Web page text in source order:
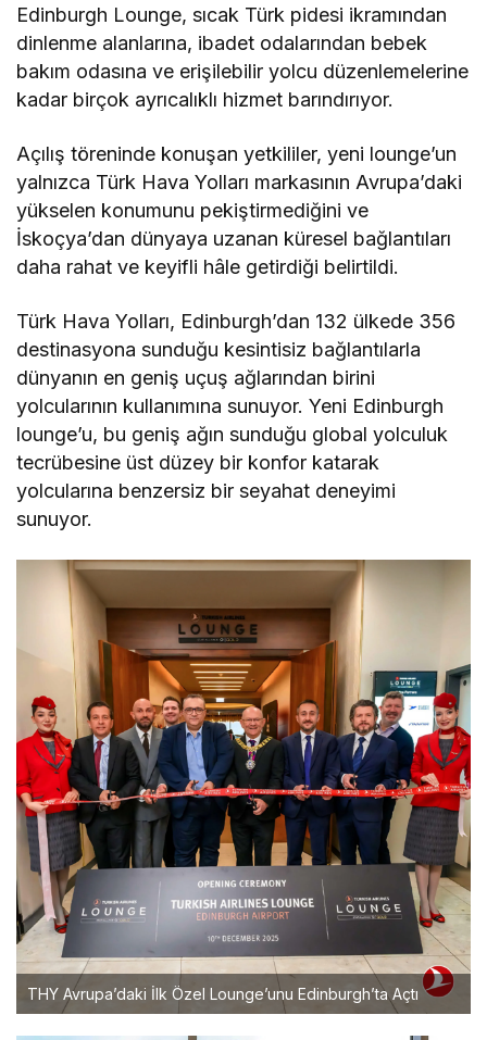
Edinburgh Lounge, sıcak Türk pidesi ikramından
dinlenme alanlarına, ibadet odalarından bebek
bakım odasına ve erişilebilir yolcu düzenlemelerine
kadar birçok ayrıcalıklı hizmet barındırıyor.
Açılış töreninde konuşan yetkililer, yeni lounge’un
yalnızca Türk Hava Yolları markasının Avrupa’daki
yükselen konumunu pekiştirmediğini ve
İskoçya’dan dünyaya uzanan küresel bağlantıları
daha rahat ve keyifli hâle getirdiği belirtildi.
Türk Hava Yolları, Edinburgh’dan 132 ülkede 356
destinasyona sunduğu kesintisiz bağlantılarla
dünyanın en geniş uçuş ağlarından birini
yolcularının kullanımına sunuyor. Yeni Edinburgh
lounge’u, bu geniş ağın sunduğu global yolculuk
tecrübesine üst düzey bir konfor katarak
yolcularına benzersiz bir seyahat deneyimi
sunuyor.
THY Avrupa’daki İlk Özel Lounge’unu Edinburgh’ta Açtı